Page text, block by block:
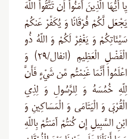
يِا أَيُّهَا الَّذِينَ آمَنُواْ إَن تَتَّقُواْ اللّهَ
يَجْعَل لَّكُمْ فُرْقَانًا وَ يُكَفِّرْ عَنكُمْ
سَيِّئَاتِكُمْ وَ يَغْفِرْ لَكُمْ وَ اللّهُ ذُو
الْفَضْلِ الْعَظِيمِ (انفال/۲۹) وَ
اعْلَمُواْ أَنَّمَا غَنِمْتُم مِّن شَيْءٍ فَأَنَّ
لِلّهِ خُمُسَهُ وَ لِلرَّسُولِ وَ لِذِي
الْقُرْبَى وَ الْيَتَامَى وَ الْمَسَاكِينِ وَ
ابْنِ السَّبِيلِ إِن كُنتُمْ آمَنتُمْ بِاللّهِ